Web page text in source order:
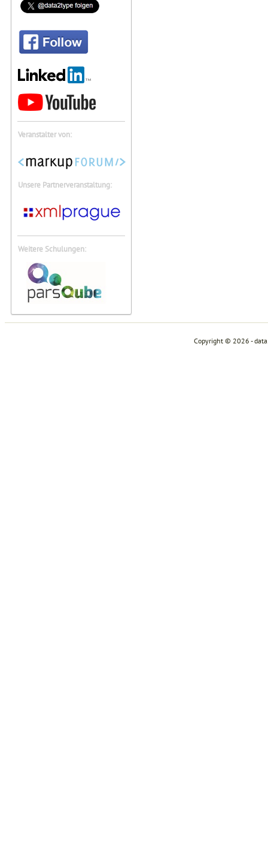
Veranstalter von:
Unsere Partnerveranstaltung:
Weitere Schulungen:
Copyright © 2026 -